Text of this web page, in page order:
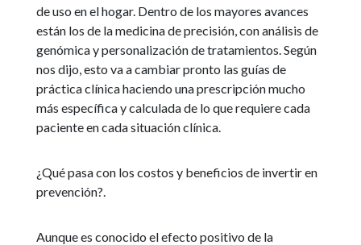
de uso en el hogar. Dentro de los mayores avances
están los de la medicina de precisión, con análisis de
genómica y personalización de tratamientos. Según
nos dijo, esto va a cambiar pronto las guías de
práctica clínica haciendo una prescripción mucho
más específica y calculada de lo que requiere cada
paciente en cada situación clínica.
¿Qué pasa con los costos y beneficios de invertir en
prevención?.
Aunque es conocido el efecto positivo de la